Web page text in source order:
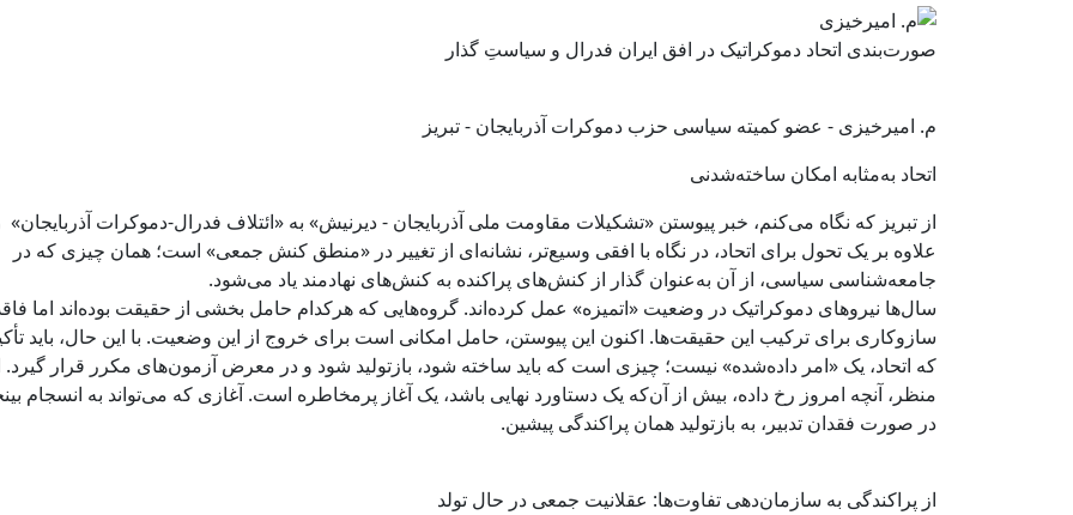
صورت‌بندی اتحاد دموکراتیک در افق ایران فدرال و سیاستِ گذار
م. امیرخیزی - عضو کمیته سیاسی حزب دموکرات آذربایجان - تبریز
اتحاد به‌مثابه امکان ساخته‌شدنی
از تبریز که نگاه می‌کنم، خبر پیوستن «تشکیلات مقاومت ملی آذربایجان - دیرنیش» به «ائتلاف فدرال-دموکرات آذربایجان»
علاوه بر یک تحول برای اتحاد، در نگاه با افقی وسیع‌تر، نشانه‌ای از تغییر در «منطق کنش جمعی» است؛ همان چیزی که در
جامعه‌شناسی سیاسی، از آن به‌عنوان گذار از کنش‌های پراکنده به کنش‌های نهادمند یاد می‌شود.
سال‌ها نیروهای دموکراتیک در وضعیت «اتمیزه» عمل کرده‌اند. گروه‌هایی که هرکدام حامل بخشی از حقیقت بوده‌اند اما
سازوکاری برای ترکیب این حقیقت‌ها. اکنون این پیوستن، حامل امکانی است برای خروج از این وضعیت. با این حال، باید
که اتحاد، یک «امر داده‌شده» نیست؛ چیزی است که باید ساخته شود، بازتولید شود و در معرض آزمون‌های مکرر قرار گیرد.
منظر، آنچه امروز رخ داده، بیش از آن‌که یک دستاورد نهایی باشد، یک آغاز پرمخاطره است. آغازی که می‌تواند به انسجام
در صورت فقدان تدبیر، به بازتولید همان پراکندگی پیشین.
از پراکندگی به سازمان‌دهی تفاوت‌ها: عقلانیت جمعی در حال تولد